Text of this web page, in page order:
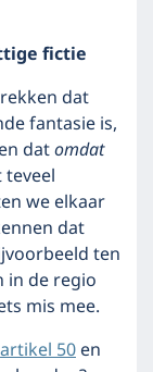
fictie
dat
fantasie is,
datomdat
we elkaar
dat
ten
in de regio
mis mee.
artikel 50en